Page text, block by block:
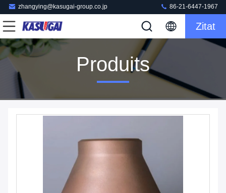
zhangying@kasugai-group.co.jp 86-21-6447-1967
Zitat
Produits